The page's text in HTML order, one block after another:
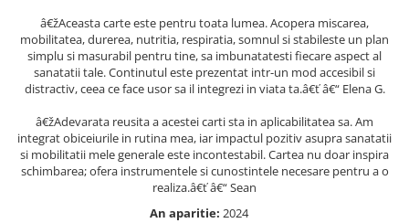
Articole scolare
Arta
Caiete si Carnetele scolare
Ghiozdane si Penare scolare
Instrumente de scris
Instrumente si Truse Geometrie
â€žAceasta carte este pentru toata lumea. Acopera miscarea,
mobilitatea, durerea, nutritia, respiratia, somnul si stabileste un plan
simplu si masurabil pentru tine, sa imbunatatesti fiecare aspect al
sanatatii tale. Continutul este prezentat intr-un mod accesibil si
distractiv, ceea ce face usor sa il integrezi in viata ta.â€ť â€“ Elena G.
â€žAdevarata reusita a acestei carti sta in aplicabilitatea sa. Am
integrat obiceiurile in rutina mea, iar impactul pozitiv asupra sanatatii
si mobilitatii mele generale este incontestabil. Cartea nu doar inspira
schimbarea; ofera instrumentele si cunostintele necesare pentru a o
realiza.â€ť â€“ Sean
An aparitie: 2024